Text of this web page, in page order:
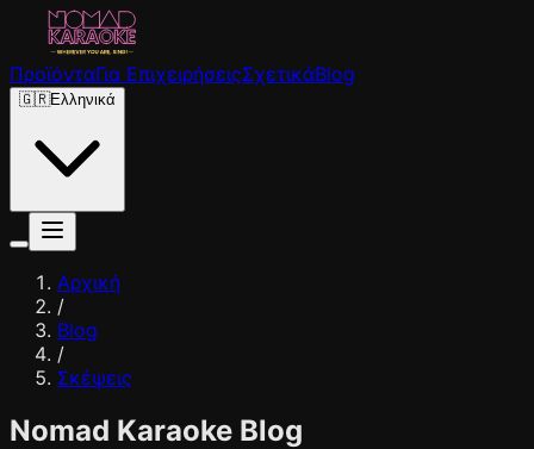
ΠροϊόνταΓια ΕπιχειρήσειςΣχετικάBlog
🇬🇷Ελληνικά
Αρχική
/
Blog
/
Σκέψεις
Nomad Karaoke Blog